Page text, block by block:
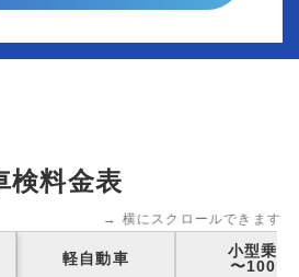
検料金表
→ 横にスクロールできます
軽自動車
小型乗用
〜